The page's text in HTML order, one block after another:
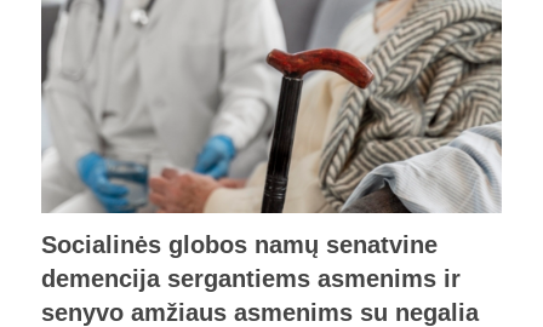
Socialinės globos namų senatvine
demencija sergantiems asmenims ir
senyvo amžiaus asmenims su negalia